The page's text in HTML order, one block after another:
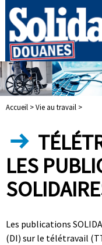
Accueil >Vie au travail >
LES
Les publications
(DI) sur le télétravail